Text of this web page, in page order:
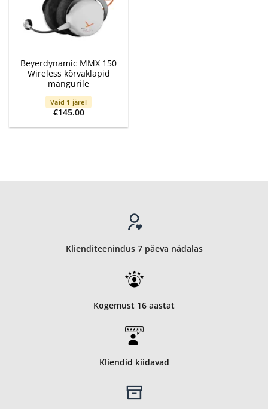
Beyerdynamic MMX 150
Wireless kõrvaklapid
mängurile
Vaid 1 järel
€145.00
Klienditeenindus 7 päeva nädalas
Kogemust 16 aastat
Kliendid kiidavad